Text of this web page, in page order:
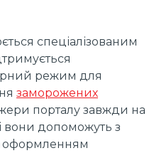
спеціалізованим
режим для
заморожених
порталу завжди на
вони допоможуть з
оформленням